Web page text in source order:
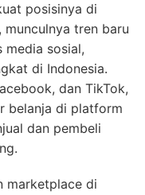
posisinya di
munculnya tren baru
media sosial,
di Indonesia.
dan TikTok,
belanja di platform
dan pembeli
marketplace di